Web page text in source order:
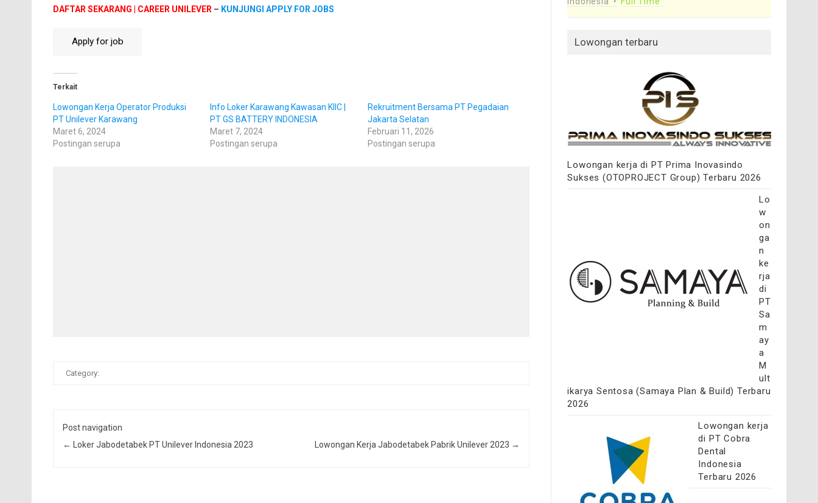
DAFTAR SEKARANG | CAREER UNILEVER – KUNJUNGI APPLY FOR JOBS
Terkait
Lowongan Kerja Operator Produksi
PT Unilever Karawang
Maret 6, 2024
Postingan serupa
Info Loker Karawang Kawasan KIIC |
PT GS BATTERY INDONESIA
Maret 7, 2024
Postingan serupa
Rekruitment Bersama PT Pegadaian
Jakarta Selatan
Februari 11, 2026
Postingan serupa
Category:
Post navigation
← Loker Jabodetabek PT Unilever Indonesia 2023 Lowongan Kerja Jabodetabek Pabrik Unilever 2023 →
Lowongan terbaru
Lowongan kerja di PT Prima Inovasindo
Sukses (OTOPROJECT Group) Terbaru 2026
Lo
w
on
ga
n
ke
rja
di
PT
Sa
m
ay
a
M
ult
ikarya Sentosa (Samaya Plan & Build) Terbaru
2026
Lowongan kerja
di PT Cobra
Dental
Indonesia
Terbaru 2026